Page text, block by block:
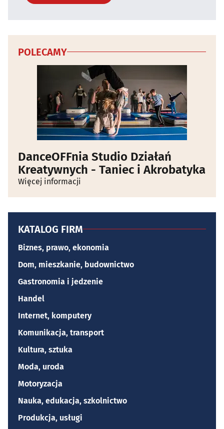
POLECAMY
DanceOFFnia Studio Działań
Kreatywnych - Taniec i Akrobatyka
Więcej informacji
KATALOG FIRM
Biznes, prawo, ekonomia
Dom, mieszkanie, budownictwo
Gastronomia i jedzenie
Handel
Internet, komputery
Komunikacja, transport
Kultura, sztuka
Moda, uroda
Motoryzacja
Nauka, edukacja, szkolnictwo
Produkcja, usługi